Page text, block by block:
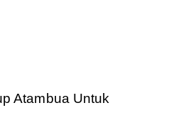
Atambua Untuk